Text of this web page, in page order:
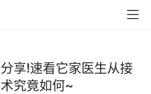
享!速看它家医生从接
究竟如何~